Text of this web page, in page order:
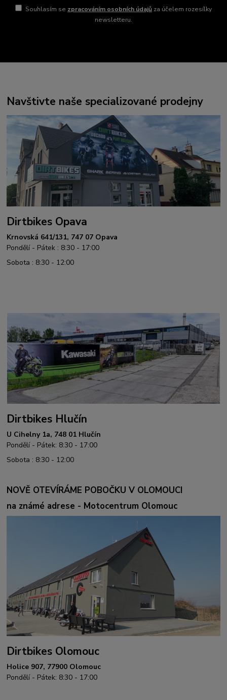
Souhlasím se zpracováním osobních údajůza účelem rozesílky
newsletteru.
Navštivte naše specializované prodejny
Dirtbikes Opava
Krnovská 641/131, 747 07 Opava
Pondělí - Pátek : 8:30 - 17:00
Sobota : 8:30 - 12:00
Dirtbikes Hlučín
U Cihelny 1a, 748 01 Hlučín
Pondělí - Pátek: 8:30 - 17:00
Sobota : 8:30 - 12:00
NOVĚ OTEVÍRÁME POBOČKU V OLOMOUCI
na známé adrese - Motocentrum Olomouc
Dirtbikes Olomouc
Holice 907, 77900 Olomouc
Pondělí - Pátek: 8:30 - 17:00